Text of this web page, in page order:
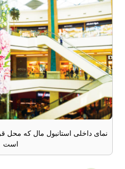
نمای داخلی استانبول مال که محل
است